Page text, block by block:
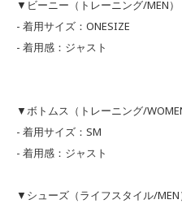
▼ビーニー（トレーニング/MEN）
- 着用サイズ：ONESIZE
- 着用感：ジャスト
▼ボトムス（トレーニング/
- 着用サイズ：SM
- 着用感：ジャスト
▼シューズ（ライフスタイル/MEN